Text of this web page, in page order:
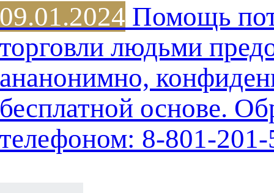
09.01.2024 Помощь
торговли людьми
ананонимно,
бесплатной основе.
телефоном: 8-801-